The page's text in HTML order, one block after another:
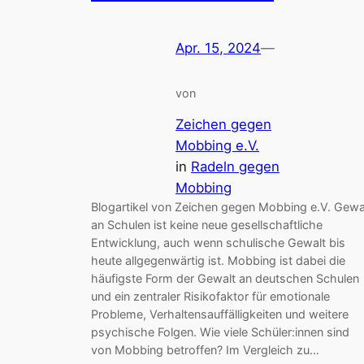
Apr. 15, 2024—
von
Zeichen gegen
Mobbing e.V.
in Radeln gegen
Mobbing
Blogartikel von Zeichen gegen Mobbing e.V.
an Schulen ist keine neue gesellschaftliche
Entwicklung, auch wenn schulische Gewalt bis
heute allgegenwärtig ist. Mobbing ist dabei die
häufigste Form der Gewalt an deutschen Schulen
und ein zentraler Risikofaktor für emotionale
Probleme, Verhaltensauffälligkeiten und weitere
psychische Folgen. Wie viele Schüler:innen sind
von Mobbing betroffen? Im Vergleich zu…